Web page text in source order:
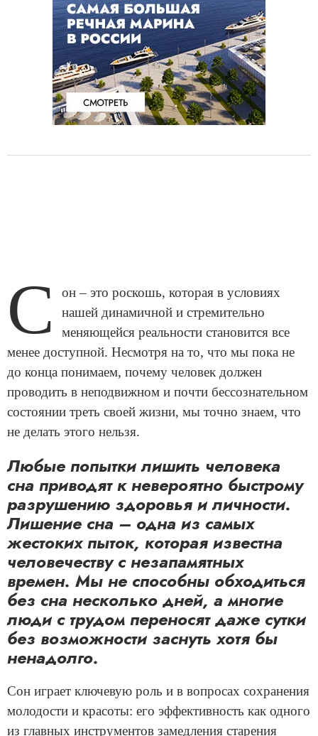
С
он – это роскошь, которая в условиях
нашей динамичной и стремительно
меняющейся реальности становится все
менее доступной. Несмотря на то, что мы пока не
до конца понимаем, почему человек должен
проводить в неподвижном и почти бессознательном
состоянии треть своей жизни, мы точно знаем, что
не делать этого нельзя.
Любые попытки лишить человека
сна приводят к невероятно быстрому
разрушению здоровья и личности.
Лишение сна – одна из самых
жестоких пыток, которая известна
человечеству с незапамятных
времен. Мы не способны обходиться
без сна несколько дней, а многие
люди с трудом переносят даже сутки
без возможности заснуть хотя бы
ненадолго.
Сон играет ключевую роль и в вопросах сохранения
молодости и красоты: его эффективность как одного
из главных инструментов замедления старения